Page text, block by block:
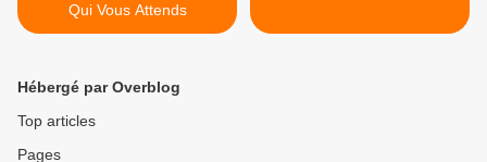
Qui Vous Attends
Hébergé par Overblog
Top articles
Pages